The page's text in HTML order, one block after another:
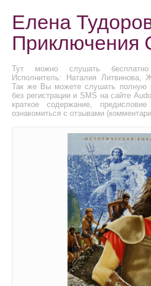
Елена
Приключения
Тут можно слушать
Исполнитель: Наталия Литвинова,
Так же Вы можете слушать полную
без регистрации и SMS на сайте
краткое содержание,
ознакомиться с отзывами